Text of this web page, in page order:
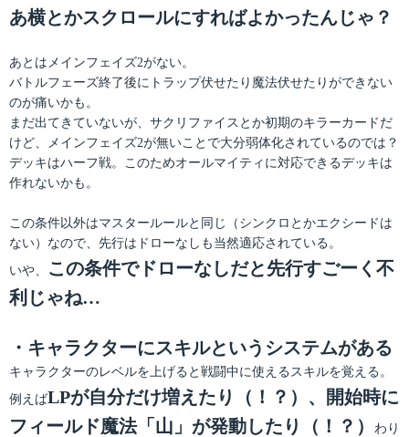
あ横とかスクロールにすればよかったんじゃ？
あとはメインフェイズ2がない。
バトルフェーズ終了後にトラップ伏せたり魔法伏せたりができない
のが痛いかも。
まだ出てきていないが、サクリファイスとか初期のキラーカードだ
けど、メインフェイズ2が無いことで大分弱体化されているのでは？
デッキはハーフ戦。このためオールマイティに対応できるデッキは
作れないかも。
この条件以外はマスタールールと同じ（シンクロとかエクシードは
ない）なので、先行はドローなしも当然適応されている。
いや、
この条件でドローなしだと先行すごーく不
利じゃね…
・キャラクターにスキルというシステムがある
キャラクターのレベルを上げると戦闘中に使えるスキルを覚える。
例えばLPが自分だけ増えたり（！？）、開始時に
フィールド魔法「山」が発動したり（！？）
わり